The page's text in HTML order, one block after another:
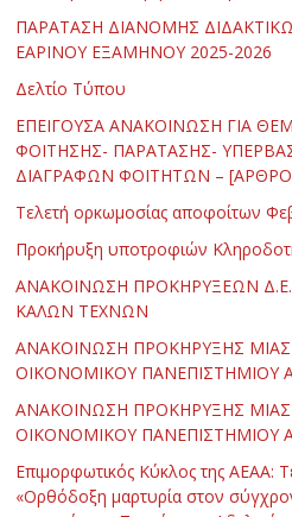
ΠΑΡΑΤΑΣΗ ΔΙΑΝΟΜΗΣ
ΕΑΡΙΝΟΥ ΕΞΑΜΗΝΟΥ 2025-2026
Δελτίο Τύπου
ΕΠΕΙΓΟΥΣΑ ΑΝΑΚΟΙΝΩΣΗ ΓΙΑ
ΦΟΙΤΗΣΗΣ- ΠΑΡΑΤΑΣΗΣ-
ΔΙΑΓΡΑΦΩΝ ΦΟΙΤΗΤΩΝ – [ΑΡΘΡΟ
Τελετή ορκωμοσίας αποφοίτων
Προκήρυξη υποτροφιών
ΑΝΑΚΟΙΝΩΣΗ ΠΡΟΚΗΡΥΞΕΩΝ
ΚΑΛΩΝ ΤΕΧΝΩΝ
ΑΝΑΚΟΙΝΩΣΗ ΠΡΟΚΗΡΥΞΗΣ
ΟΙΚΟΝΟΜΙΚΟΥ ΠΑΝΕΠΙΣΤΗΜΙΟΥ
ΑΝΑΚΟΙΝΩΣΗ ΠΡΟΚΗΡΥΞΗΣ
ΟΙΚΟΝΟΜΙΚΟΥ ΠΑΝΕΠΙΣΤΗΜΙΟΥ
Επιμορφωτικός Κύκλος της ΑΕΑΑ:
«Ορθόδοξη μαρτυρία στον